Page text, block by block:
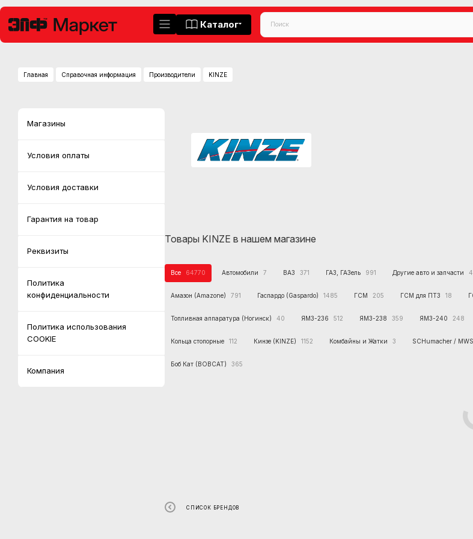
Каталог
Главная Справочная информация Производители KINZE
Товары KINZE в нашем магазине
Все 64770 Автомобили 7 ВАЗ 371 ГАЗ, ГАЗель 991 Другие авто и запчасти
Амазон (Amazone) 791 Гаспардо (Gaspardo) 1485 ГСМ 205 ГСМ для ПТЗ 18
Топливная аппаратура (Ногинск) 40 ЯМЗ-236 512 ЯМЗ-238 359 ЯМЗ-240 248
Кольца стопорные 112 Кинзе (KINZE) 1152 Комбайны и Жатки 3 SCHumacher /
Боб Кат (BOBCAT) 365
СПИСОК БРЕНДОВ
Магазины
Условия оплаты
Условия доставки
Гарантия на товар
Реквизиты
Политика
конфиденциальности
Политика использования
COOKIE
Компания